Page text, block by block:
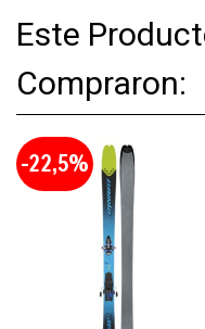
Este
Compraron:
-22,5%